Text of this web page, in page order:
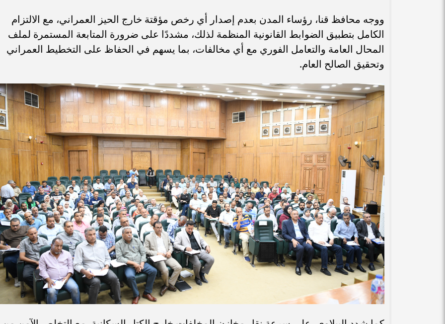
ووجه محافظ قنا، رؤساء المدن بعدم إصدار أي رخص مؤقتة خارج الحيز العمراني، مع الالتزام
الكامل بتطبيق الضوابط القانونية المنظمة لذلك، مشددًا على ضرورة المتابعة المستمرة لملف
المحال العامة والتعامل الفوري مع أي مخالفات، بما يسهم في الحفاظ على التخطيط العمراني
وتحقيق الصالح العام.